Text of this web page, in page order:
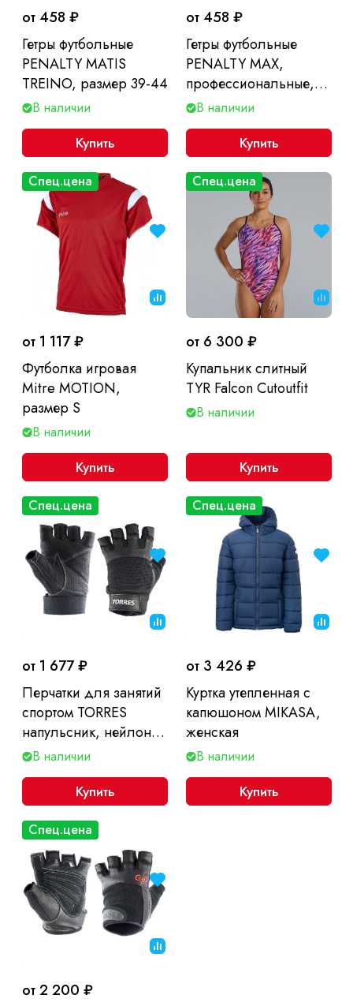
от 458 ₽
Гетры футбольные
PENALTY MATIS
TREINO, размер 39-44
В наличии
Купить
от 458 ₽
Гетры футбольные
PENALTY MAX,
профессиональные,
размер 39-44
В наличии
Купить
Спец.цена
от 1 117 ₽
Футболка игровая
Mitre MOTION,
размер S
В наличии
Купить
Спец.цена
от 6 300 ₽
Купальник слитный
TYR Falcon Cutoutfit
В наличии
Купить
Спец.цена
от 1 677 ₽
Перчатки для занятий
спортом TORRES
напульсник, нейлон,
натуральная кожа
В наличии
Купить
Спец.цена
от 3 426 ₽
Куртка утепленная с
капюшоном MIKASA,
женская
В наличии
Купить
Спец.цена
от 2 200 ₽